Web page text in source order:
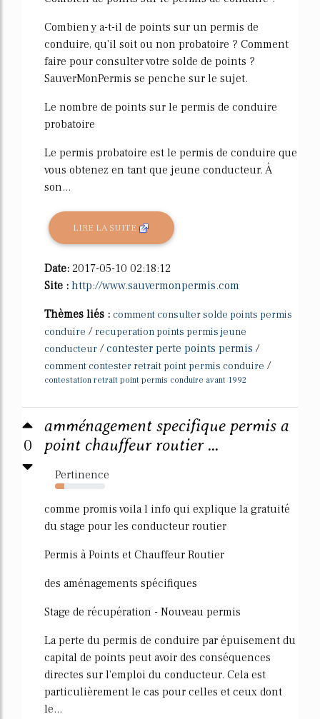
Combien y a-t-il de points sur un permis de
conduire, qu'il soit ou non probatoire ? Comment
faire pour consulter votre solde de points ?
SauverMonPermis se penche sur le sujet.
Le nombre de points sur le permis de conduire
probatoire
Le permis probatoire est le permis de conduire que
vous obtenez en tant que jeune conducteur. À
son...
LIRE LA SUITE
Date: 2017-05-10 02:18:12
Site : http://www.sauvermonpermis.com
Thèmes liés : comment consulter solde points permis
conduire / recuperation points permis jeune
conducteur /contester perte points permis /
comment contester retrait point permis conduire /
contestation retrait point permis conduire avant 1992
0
amménagement specifique permis a
point chauffeur routier ...
Pertinence
19%
comme promis voila l info qui explique la gratuité
du stage pour les conducteur routier
Permis à Points et Chauffeur Routier
des aménagements spécifiques
Stage de récupération - Nouveau permis
La perte du permis de conduire par épuisement du
capital de points peut avoir des conséquences
directes sur l'emploi du conducteur. Cela est
particulièrement le cas pour celles et ceux dont
le...